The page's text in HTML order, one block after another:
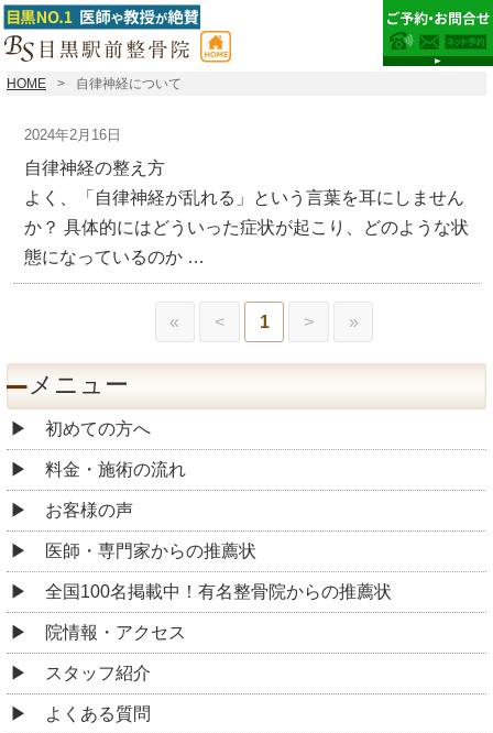
HOME 自律神経について
2024年2月16日
自律神経の整え方
よく、「自律神経が乱れる」という言葉を耳にしません
か？ 具体的にはどういった症状が起こり、どのような状
態になっているのか …
« < 1 > »
メニュー
初めての方へ
料金・施術の流れ
お客様の声
医師・専門家からの推薦状
全国100名掲載中！有名整骨院からの推薦状
院情報・アクセス
スタッフ紹介
よくある質問